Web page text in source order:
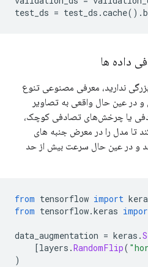
test_ds = test_ds .cache().
داده ها
ندارید، معرفی مصنوعی تنوع
و در عین حال واقعی به تصاویر
یا چرخش‌های تصادفی کوچک،
تا مدل را در معرض جنبه های
و در عین حال سرعت بیش از حد
from tensorflow import
from tensorflow.keras
data_augmentation = keras .
[layers .RandomFlip(
)